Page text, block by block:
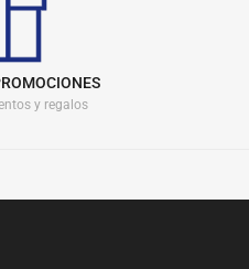
y regalos